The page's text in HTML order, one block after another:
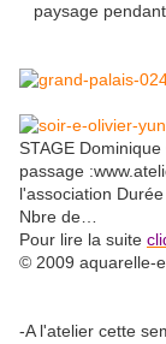
paysage
STAGE Dominique
passage
l'association
Nbre de…
Pour lire la suite
© 2009 aquarelle-
-A l'atelier cette